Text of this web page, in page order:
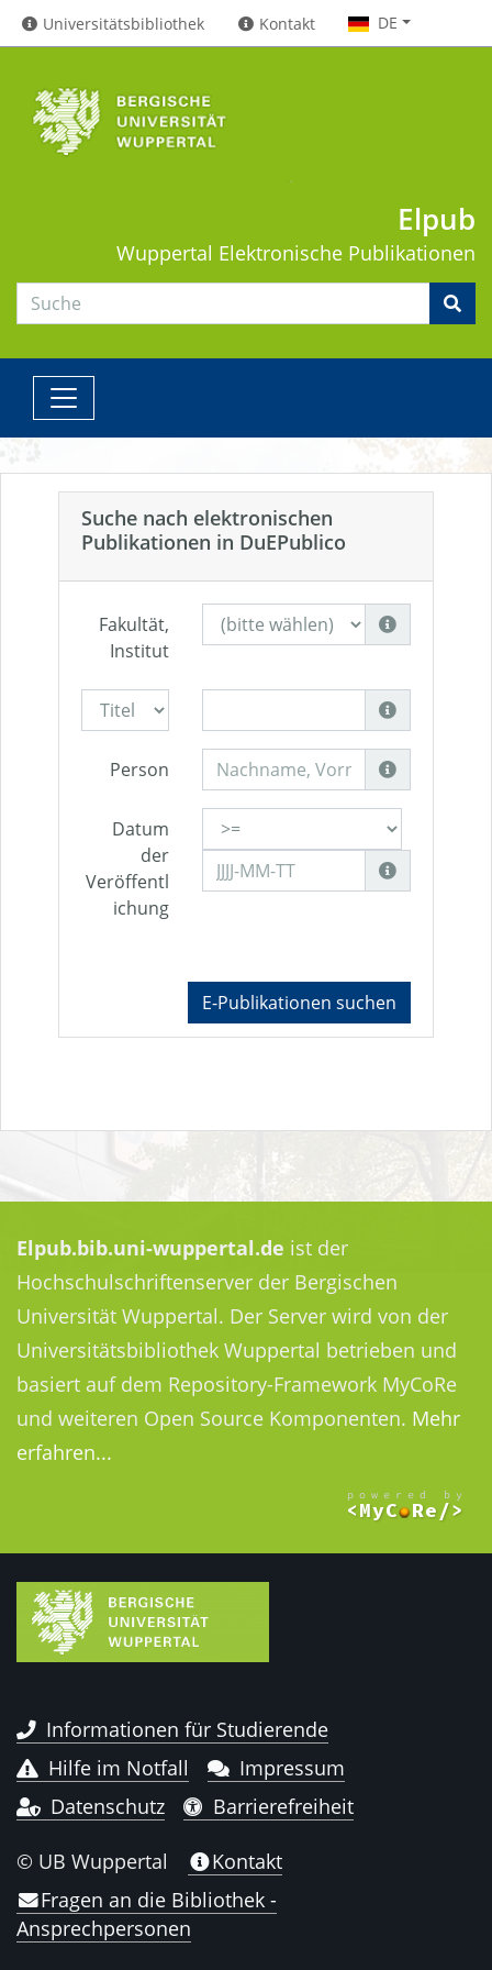
Universitätsbibliothek Kontakt DE
Elpub
Wuppertal Elektronische Publikationen
Suche nach elektronischen
Publikationen in DuEPublico
Fakultät,
Institut
Person
Datum
der
Veröffentl
ichung
E-Publikationen suchen
Elpub.bib.uni-wuppertal.de ist der
Hochschulschriftenserver der Bergischen
Universität Wuppertal. Der Server wird von der
Universitätsbibliothek Wuppertal betrieben und
basiert auf dem Repository-Framework MyCoRe
und weiteren Open Source Komponenten. Mehr
erfahren...
Informationen für Studierende
Hilfe im Notfall
Impressum
Datenschutz
Barrierefreiheit
© UB Wuppertal
Kontakt
Fragen an die Bibliothek -
Ansprechpersonen